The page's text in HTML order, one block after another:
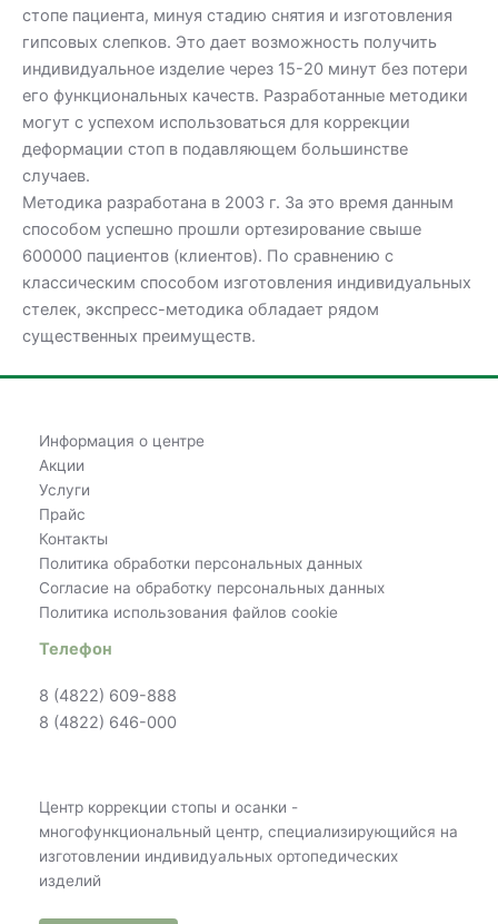
стопе пациента, минуя стадию снятия и изготовления
гипсовых слепков. Это дает возможность получить
индивидуальное изделие через 15-20 минут без потери
его функциональных качеств. Разработанные методики
могут с успехом использоваться для коррекции
деформации стоп в подавляющем большинстве
случаев.
Методика разработана в 2003 г. За это время данным
способом успешно прошли ортезирование свыше
600000 пациентов (клиентов). По сравнению с
классическим способом изготовления индивидуальных
стелек, экспресс-методика обладает рядом
существенных преимуществ.
Информация о центре
Акции
Услуги
Прайс
Контакты
Политика обработки персональных данных
Согласие на обработку персональных данных
Политика использования файлов cookie
Телефон
8 (4822) 609-888
8 (4822) 646-000
Центр коррекции стопы и осанки -
многофункциональный центр, специализирующийся на
изготовлении индивидуальных ортопедических
изделий